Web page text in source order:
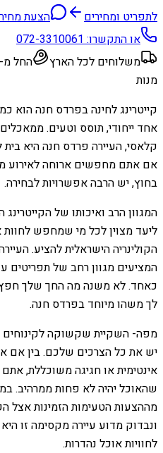
לתפריט ומחירים
הצעת
או התקשרו:072-3310061
משלוחים לכל הארץ
החל מ-50 ש״ח למנה
מנות
קייטרינג לחינה בפרדס חנה הוא
אחד ייחודי, תוסס וטעים.
קלאסי, העיירה פרדס חנה היא בית
אם אתם מחפשים ארוחה לאירוע
בחוץ, יש הרבה אפשרויות לבחירה.
המגוון הרב ואיכותו של
ליעד מצוין לכל מי שמחפש
הקולינריה הישראלית להציע.
המציעים מגוון רחב של תפריטים
כאחד. לא משנה מה החך שלך
לך משהו מיוחד בפרדס חנה.
מפה- השקיית שקשוקה לקינוחים
יש את כל הצרכים שלכם. בין אם
אינטימית או חגיגה משוכללת, אתם
שהאוכל יהיה לא פחות ממרהיב.
מההצעות הטעימות הזמינות אצל
ונבדוק מדוע עיירה מקסימה זו
לחוויות אוכל נהדרות.